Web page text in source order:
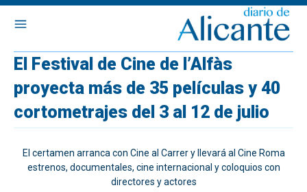
El Festival de Cine de l’Alfàs
proyecta más de 35 películas y 40
cortometrajes del 3 al 12 de julio
El certamen arranca con Cine al Carrer y llevará al Cine Roma
estrenos, documentales, cine internacional y coloquios con
directores y actores